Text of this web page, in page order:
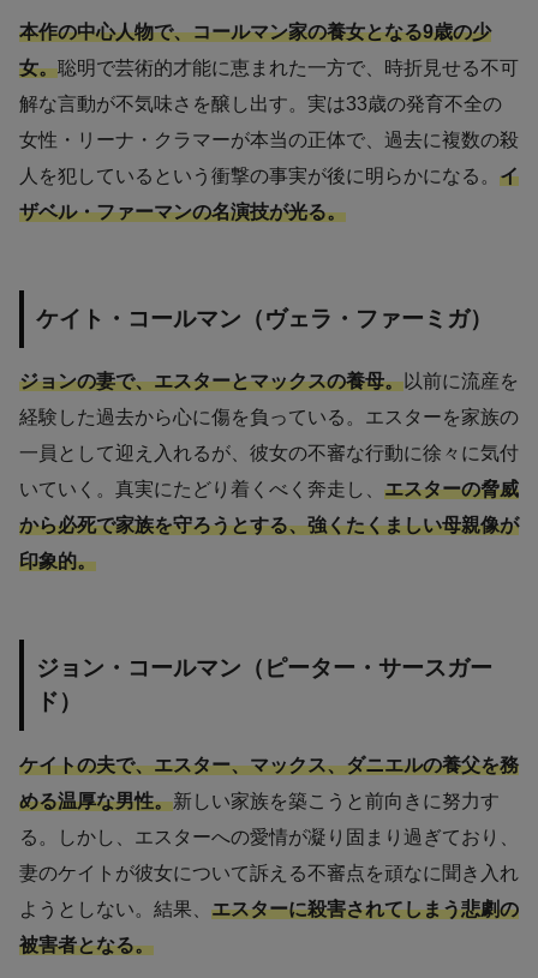
本作の中心人物で、コールマン家の養女となる9歳の少
女。聡明で芸術的才能に恵まれた一方で、時折見せる不可
解な言動が不気味さを醸し出す。実は33歳の発育不全の
女性・リーナ・クラマーが本当の正体で、過去に複数の殺
人を犯しているという衝撃の事実が後に明らかになる。 イ
ザベル・ファーマンの名演技が光る。
ケイト・コールマン（ヴェラ・ファーミガ）
ジョンの妻で、エスターとマックスの養母。以前に流産を
経験した過去から心に傷を負っている。エスターを家族の
一員として迎え入れるが、彼女の不審な行動に徐々に気付
いていく。真実にたどり着くべく奔走し、 エスターの脅威
から必死で家族を守ろうとする、強くたくましい母親像が
印象的。
ジョン・コールマン（ピーター・サースガー
ド）
ケイトの夫で、エスター、マックス、ダニエルの養父を務
める温厚な男性。新しい家族を築こうと前向きに努力す
る。しかし、エスターへの愛情が凝り固まり過ぎており、
妻のケイトが彼女について訴える不審点を頑なに聞き入れ
ようとしない。結果、 エスターに殺害されてしまう悲劇の
被害者となる。